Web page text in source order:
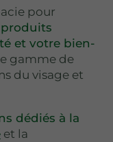
pour
produits
et votre bien-
gamme de
du visage et
dédiés à la
et la